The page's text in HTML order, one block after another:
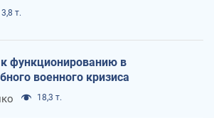
т.
функционированию в
военного кризиса
18,3 т.